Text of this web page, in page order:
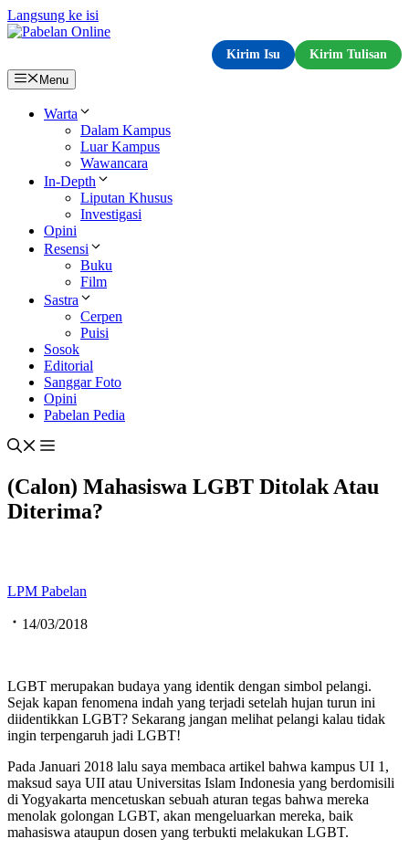
Langsung ke isi
Kirim Isu
Kirim Tulisan
Menu
Warta
Dalam Kampus
Luar Kampus
Wawancara
In-Depth
Liputan Khusus
Investigasi
Opini
Resensi
Buku
Film
Sastra
Cerpen
Puisi
Sosok
Editorial
Sanggar Foto
Opini
Pabelan Pedia
(Calon) Mahasiswa LGBT Ditolak Atau
Diterima?
LPM Pabelan
14/03/2018
LGBT merupakan budaya yang identik dengan simbol pelangi.
Sejak kapan fenomena indah yang terjadi setelah hujan turun ini
diidentikkan LGBT? Sekarang jangan melihat pelangi kalau tidak
ingin terpengaruh jadi LGBT!
Pada Januari 2018 lalu saya membaca artikel bahwa kampus UI 1,
maksud saya UII atau Universitas Islam Indonesia yang berdomisili
di Yogyakarta mencetuskan sebuah aturan tegas bahwa mereka
menolak golongan LGBT, akan mengeluarkan mereka, baik
mahasiswa ataupun dosen yang terbukti melakukan LGBT.